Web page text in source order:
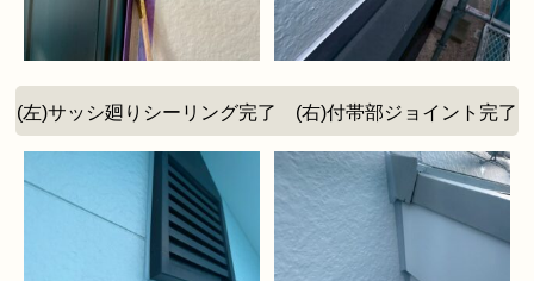
(左)サッシ廻りシーリング完了 (右)付帯部ジョイント完了